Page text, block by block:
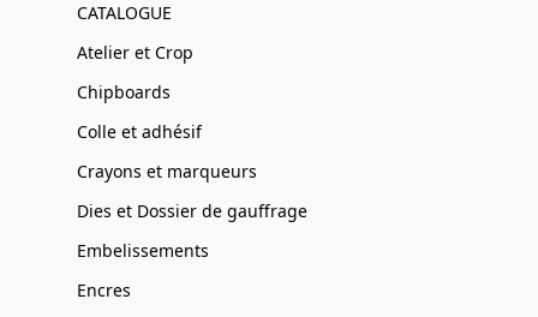
CATALOGUE
Atelier et Crop
Chipboards
Colle et adhésif
Crayons et marqueurs
Dies et Dossier de gauffrage
Embelissements
Encres